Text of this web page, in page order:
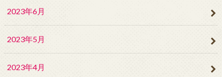
2023年6月
2023年5月
2023年4月